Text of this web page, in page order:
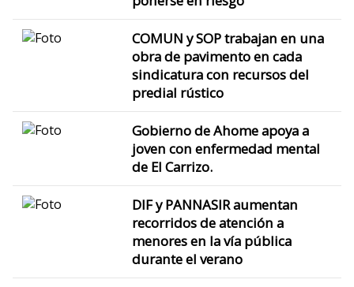
COMUN y SOP trabajan en una
obra de pavimento en cada
sindicatura con recursos del
predial rústico
Gobierno de Ahome apoya a
joven con enfermedad mental
de El Carrizo.
DIF y PANNASIR aumentan
recorridos de atención a
menores en la vía pública
durante el verano